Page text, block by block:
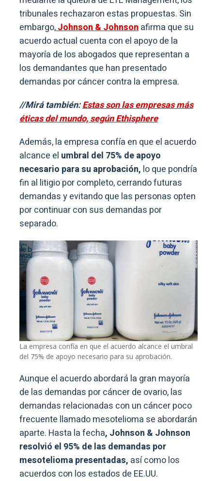
tribunales rechazaron estas propuestas. Sin
embargo,Johnson & Johnsonafirma que su
acuerdo actual cuenta con el apoyo de la
mayoría de los abogados que representan a
los demandantes que han presentado
demandas por cáncer contra la empresa.
//Mirá también:Estas son las empresas más
éticas del mundo, según Ethisphere
Además, la empresa confía en que el acuerdo
alcance el umbral del 75% de apoyo
necesario para su aprobación, lo que pondría
fin al litigio por completo, cerrando futuras
demandas y evitando que las personas opten
por continuar con sus demandas por
separado.
La empresa confía en que el acuerdo alcance el umbral
del 75% de apoyo necesario para su aprobación.
Aunque el acuerdo abordará la gran mayoría
de las demandas por cáncer de ovario, las
demandas relacionadas con un cáncer poco
frecuente llamado mesotelioma se abordarán
aparte. Hasta la fecha, Johnson & Johnson
resolvió el 95% de las demandas por
mesotelioma presentadas, así como los
acuerdos con los estados de EE.UU.